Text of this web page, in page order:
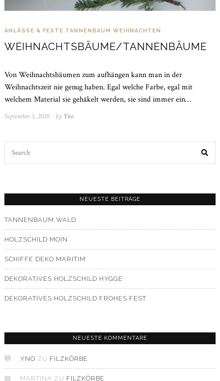
ANLÄSSE & FESTE TANNENBAUM WEIHNACHTEN
WEIHNACHTSBÄUME/TANNENBÄUME
Von Weihnachtsbäumen zum aufhängen kann man in der
Weihnachtszeit nie genug haben. Egal welche Farbe, egal mit
welchem Material sie gehäkelt werden, sie sind immer ein…
September 5, 2020April
by Yno
NEUESTE BEITRÄGE
TANNENBAUM WALD
HOLZSCHILD MOIN
SCHIFFE DEKO MARITIM
DEKORATIVES HOLZSCHILD HYGGE
DEKORATIVES HOLZSCHILD FROHES FEST
NEUESTE KOMMENTARE
YNO ZU FILZKÖRBE
MARTINA ZU FILZKÖRBE